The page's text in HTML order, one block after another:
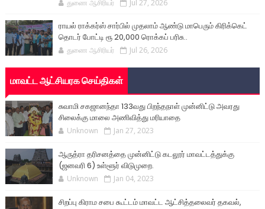
துணை ஆசிரியர் Jul 27, 2026
ராயல் ராக்கர்ஸ் சார்பில் முதலாம் ஆண்டு மாபெரும் கிரிக்கெட்
தொடர் போட்டி ரூ 20,000 ரொக்கப் பரிசு..
துணை ஆசிரியர் Jul 26, 2026
மாவட்ட ஆட்சியரக செய்திகள்
சுவாமி சகஜானந்தா 133வது பிறந்தநாள் முன்னிட்டு அவரது
சிலைக்கு மாலை அணிவித்து மரியாதை
Unknown Jan 27, 2023
ஆருத்ரா தரிசனத்தை முன்னிட்டு கடலூர் மாவட்டத்துக்கு
(ஜனவரி 6) உள்ளூர் விடுமுறை.
Unknown Jan 04, 2023
சிறப்பு கிராம சபை கூட்டம் மாவட்ட ஆட்சித்தலைவர் தகவல்,